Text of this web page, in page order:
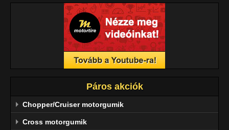
Páros akciók
Chopper/Cruiser motorgumik
Cross motorgumik